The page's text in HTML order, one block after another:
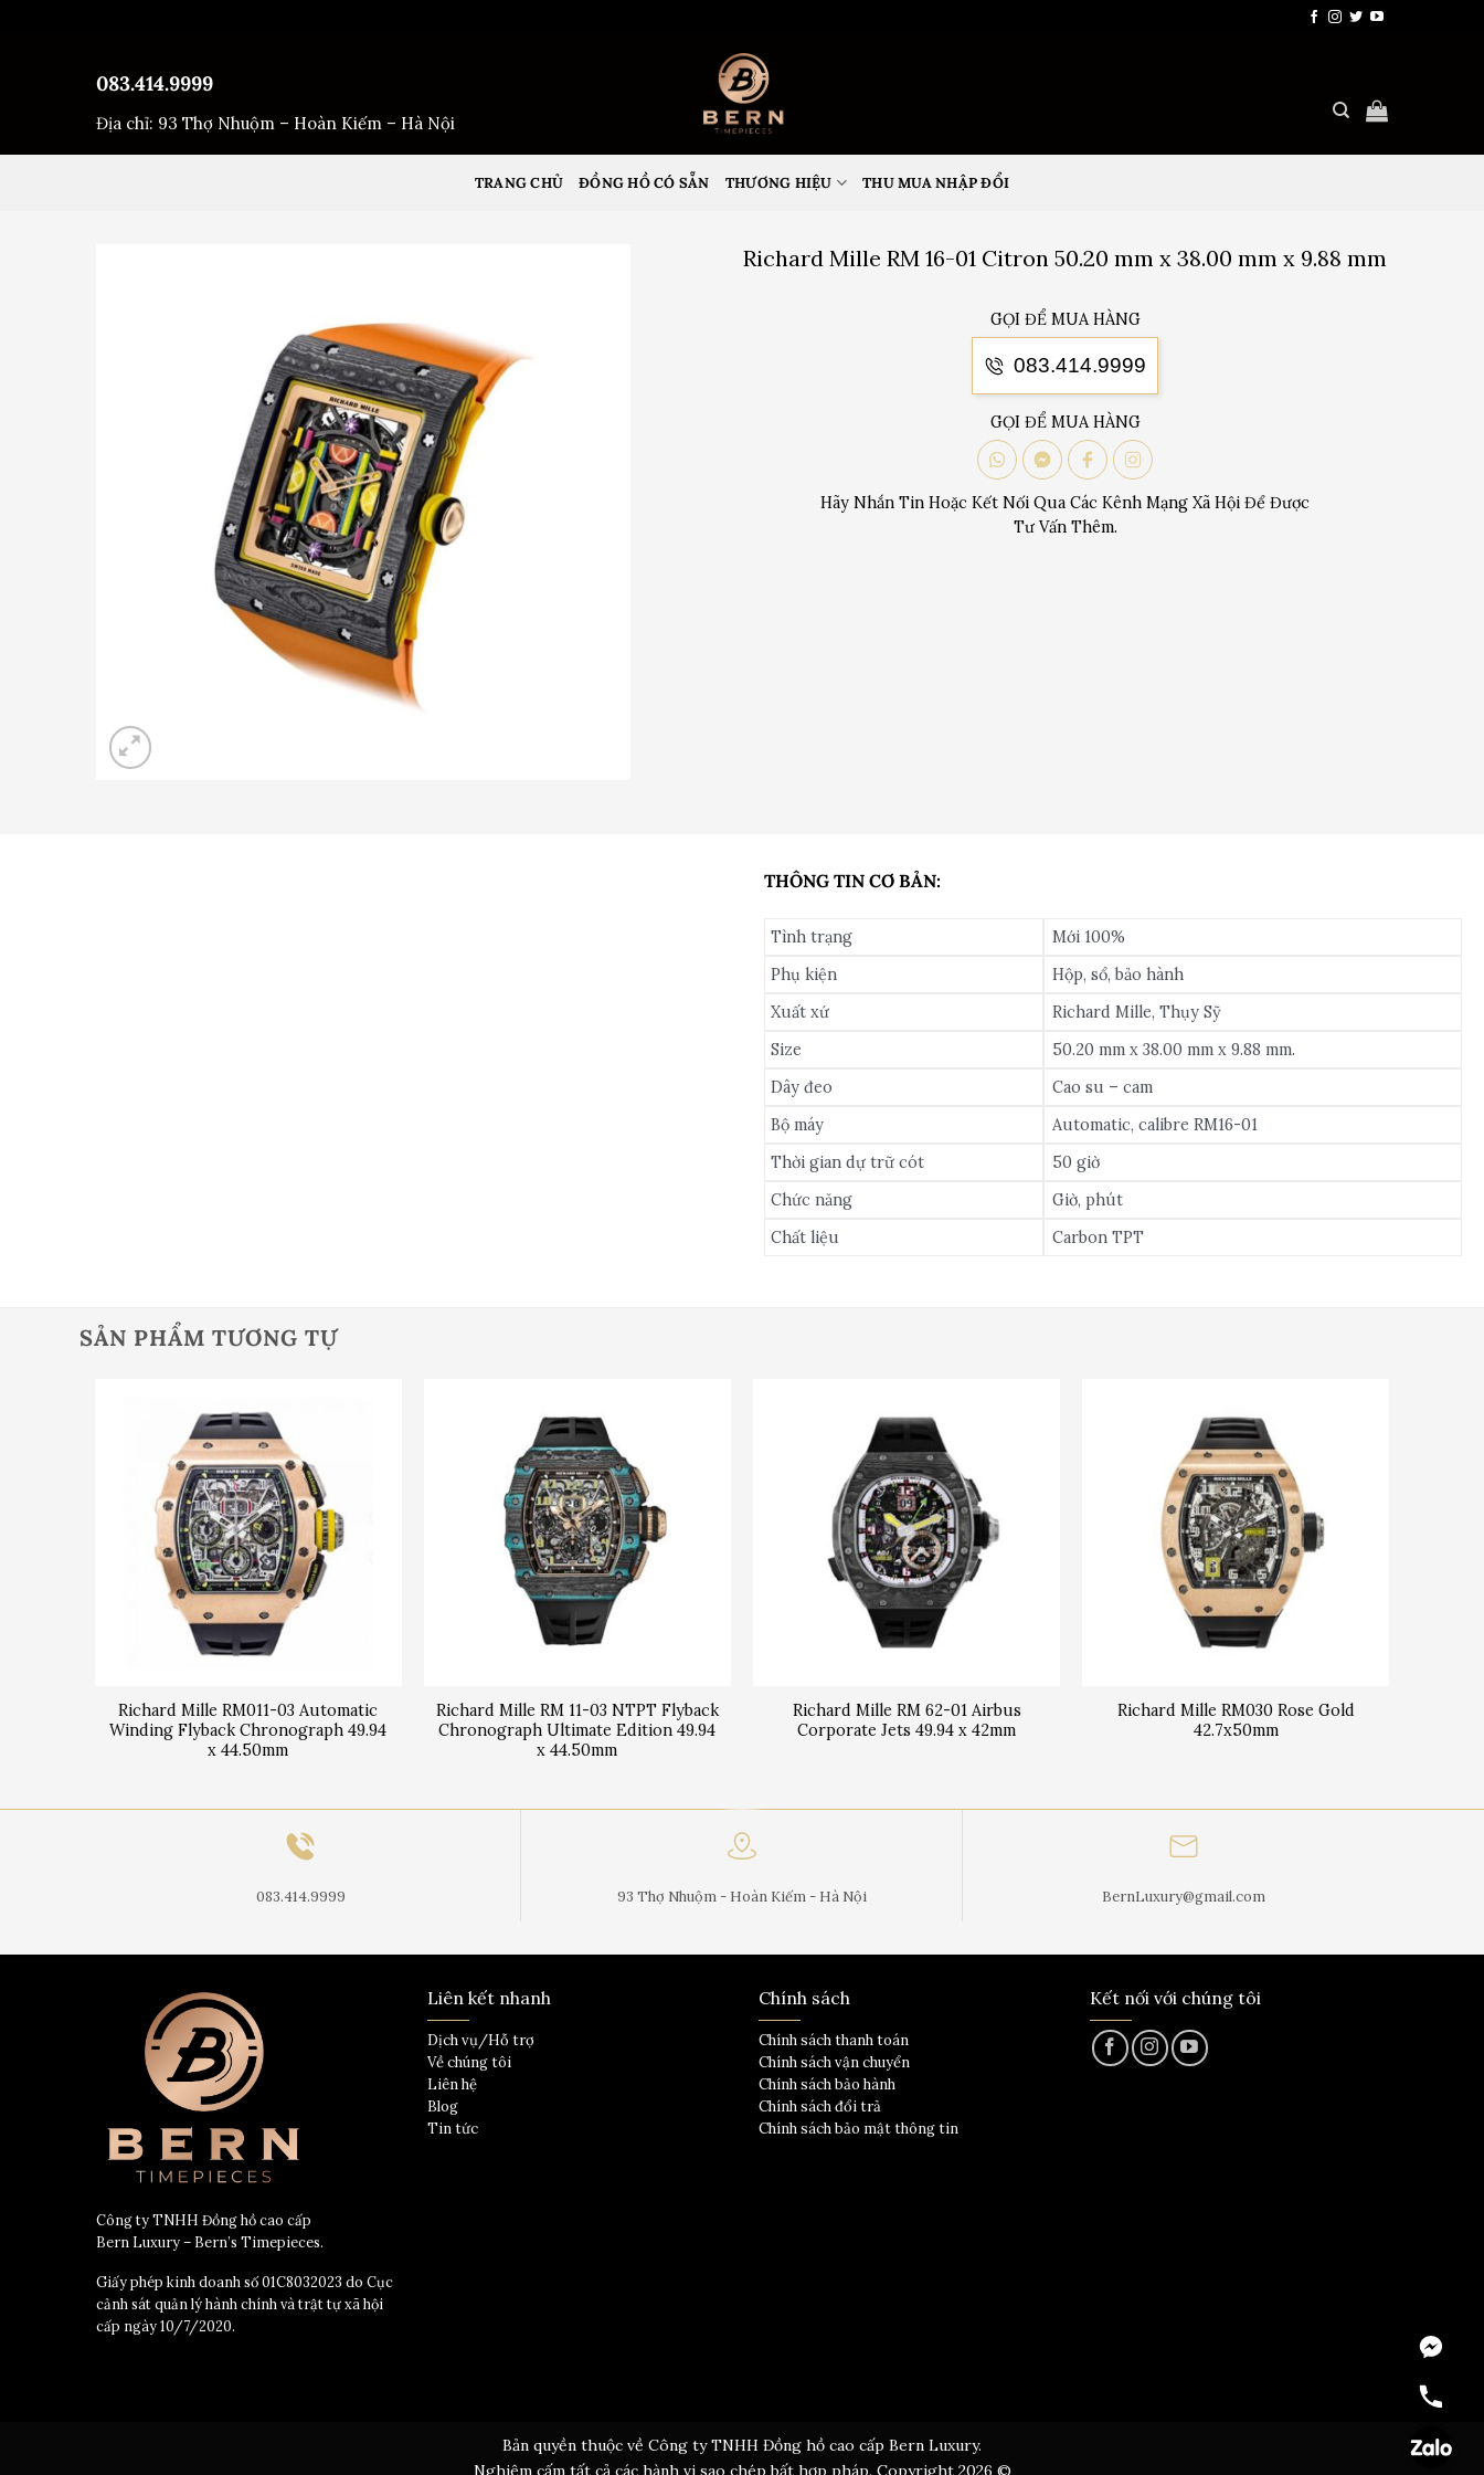
083.414.9999
Địa chỉ: 93 Thợ Nhuộm – Hoàn Kiếm – Hà Nội
TRANG CHỦ ĐỒNG HỒ CÓ SẴN THƯƠNG HIỆU THU MUA NHẬP ĐỔI
Richard Mille RM 16-01 Citron 50.20 mm x 38.00 mm x 9.88 mm
GỌI ĐỂ MUA HÀNG
083.414.9999
GỌI ĐỂ MUA HÀNG
Hãy Nhắn Tin Hoặc Kết Nối Qua Các Kênh Mạng Xã Hội Để Được
Tư Vấn Thêm.
THÔNG TIN CƠ BẢN:
Tình trạng
Mới 100%
Phụ kiện
Hộp, sổ, bảo hành
Xuất xứ
Richard Mille, Thụy Sỹ
Size
50.20 mm x 38.00 mm x 9.88 mm.
Dây đeo
Cao su – cam
Bộ máy
Automatic, calibre RM16-01
Thời gian dự trữ cót
50 giờ
Chức năng
Giờ, phút
Chất liệu
Carbon TPT
SẢN PHẨM TƯƠNG TỰ
Richard Mille RM011-03 Automatic
Winding Flyback Chronograph 49.94
x 44.50mm
Richard Mille RM 11-03 NTPT Flyback
Chronograph Ultimate Edition 49.94
x 44.50mm
Richard Mille RM 62-01 Airbus
Corporate Jets 49.94 x 42mm
Richard Mille RM030 Rose Gold
42.7x50mm
083.414.9999 93 Thợ Nhuộm - Hoàn Kiếm - Hà Nội BernLuxury@gmail.com
Công ty TNHH Đồng hồ cao cấp
Bern Luxury – Bern’s Timepieces.
Giấy phép kinh doanh số 01C8032023 do Cục
cảnh sát quản lý hành chính và trật tự xã hội
cấp ngày 10/7/2020.
Liên kết nhanh
Dịch vụ/Hỗ trợ
Về chúng tôi
Liên hệ
Blog
Tin tức
Chính sách
Chính sách thanh toán
Chính sách vận chuyển
Chính sách bảo hành
Chính sách đổi trả
Chính sách bảo mật thông tin
Kết nối với chúng tôi
Bản quyền thuộc về Công ty TNHH Đồng hồ cao cấp Bern Luxury.
Nghiêm cấm tất cả các hành vi sao chép bất hợp pháp. Copyright 2026 ©